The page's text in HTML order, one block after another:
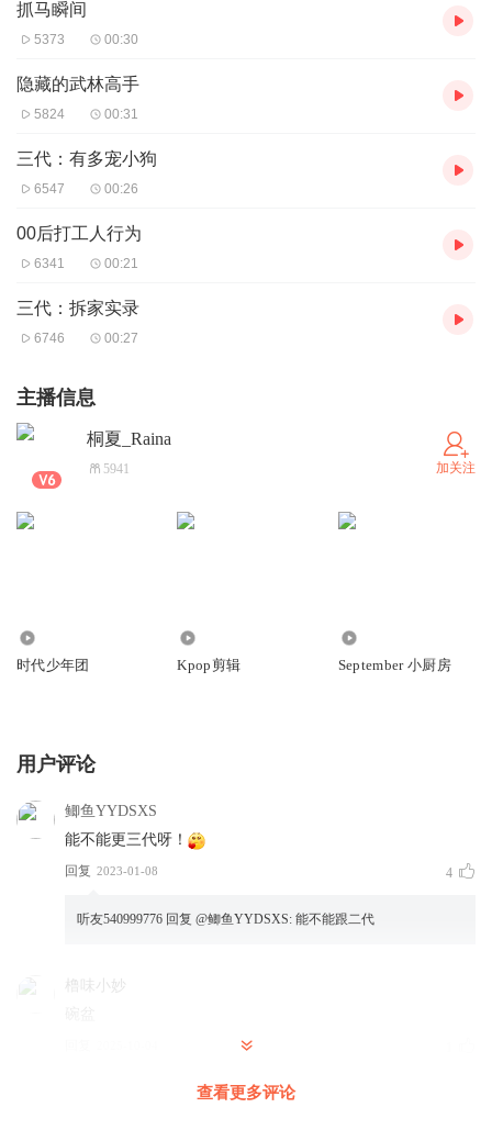
抓马瞬间
5373 00:30
隐藏的武林高手
5824 00:31
三代：有多宠小狗
6547 00:26
00后打工人行为
6341 00:21
三代：拆家实录
6746 00:27
主播信息
桐夏_Raina
5941 加关注
时代少年团 Kpop剪辑 September 小厨房
用户评论
鲫鱼YYDSXS
能不能更三代呀！
回复 2023-01-08 4
听友540999776 回复 @鲫鱼YYDSXS: 能不能跟二代
橹味小妙
查看更多评论